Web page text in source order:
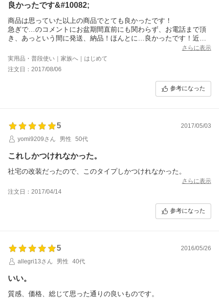
良かったです&#10082;
商品は思っていた以上の商品でとても良かったです！
急ぎで…のコメントにお盆期間直前にも関わらず、お電話まで頂
き、あっという間に発送、納品！ほんとに…良かったです！近所
のホームセンターでは納品まで10日はかかると言われて諦めてい
たので、助かりました。
さらに表示
実用品・普段使い｜家族へ｜はじめて
注文日：2017/08/06
参考になった
5
2017/05/03
yomi9209さん
男性 50代
これしかつけれなかった。
社宅の改装だったので、このタイプしかつけれなかった。
さらに表示
注文日：2017/04/14
参考になった
5
2016/05/26
allegri13さん
男性 40代
いい。
質感、価格、総じて思った通りの良いものです。